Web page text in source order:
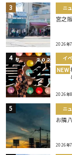
ニ
宮之
2026年
イ
NEW
2026年
ニ
お隣
2026年